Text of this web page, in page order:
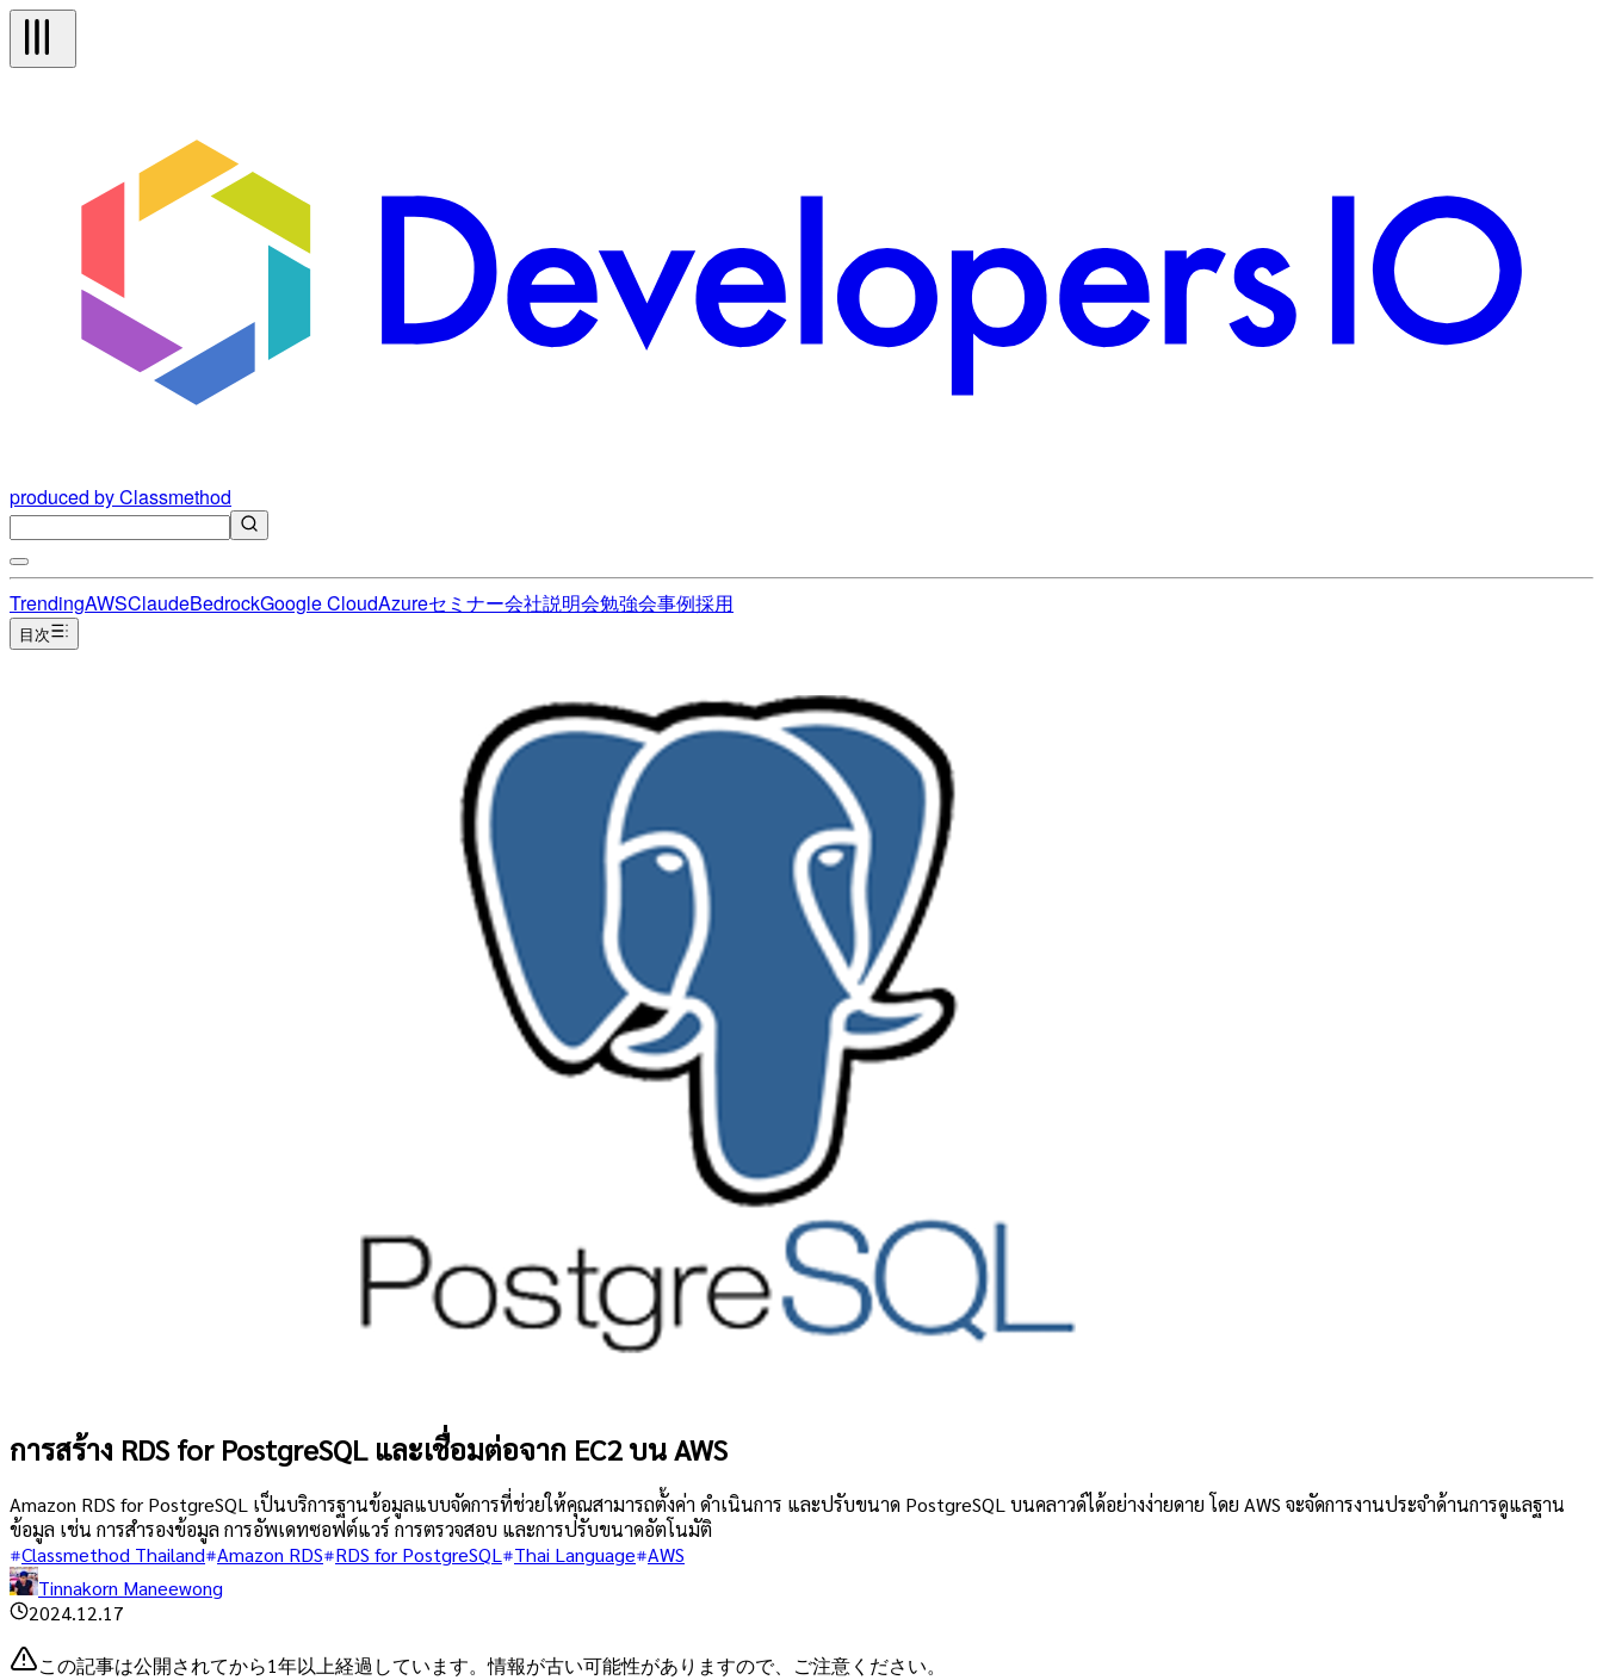
produced by Classmethod
TrendingAWSClaudeBedrockGoogle CloudAzureセミナー会社説明会勉強会事例採用
目次
การสร้าง RDS for PostgreSQL และเชื่อมต่อจาก EC2 บน AWS
Amazon RDS for PostgreSQL เป็นบริการฐานข้อมูลแบบจัดการที่ช่วยให้คุณสามารถตั้งค่า ดำเนินการ และปรับขนาด PostgreSQL บนคลาวด์ได้อย่างง่ายดาย โดย AWS จะจัดการงานประจำด้านการดูแลฐาน
ข้อมูล เช่น การสำรองข้อมูล การอัพเดทซอฟต์แวร์ การตรวจสอบ และการปรับขนาดอัตโนมัติ
Classmethod Thailand Amazon RDS RDS for PostgreSQL Thai Language AWS
Tinnakorn Maneewong
2024.12.17
この記事は公開されてから1年以上経過しています。情報が古い可能性がありますので、ご注意ください。